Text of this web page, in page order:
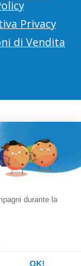
Privacy
di Vendita
09281581000 |